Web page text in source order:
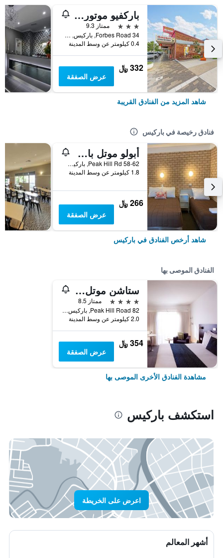
باركفيو موتور إن باركس
3 نجوم
ممتاز 9.3
34 Forbes Road, باركيس, NSW, أستراليا
0.4 كيلومتر عن وسط المدينة
332 ﷼
عرض الصفقة
شاهد المزيد من الفنادق القريبة
فنادق رخيصة في باركيس
أبولو موتل باركس
58-62 Peak Hill Rd, باركيس, NSW, أستراليا
1.8 كيلومتر عن وسط المدينة
266 ﷼
عرض الصفقة
شاهد أرخص الفنادق في باركيس
الفنادق الموصى بها
ستاشن موتل باركس
4 نجوم
ممتاز 8.5
82 Peak Hill Road, باركيس, NSW, أستراليا
2.0 كيلومتر عن وسط المدينة
354 ﷼
عرض الصفقة
مشاهدة الفنادق الأخرى الموصى بها
استكشف باركيس
اعرض على الخريطة
أشهر المعالم